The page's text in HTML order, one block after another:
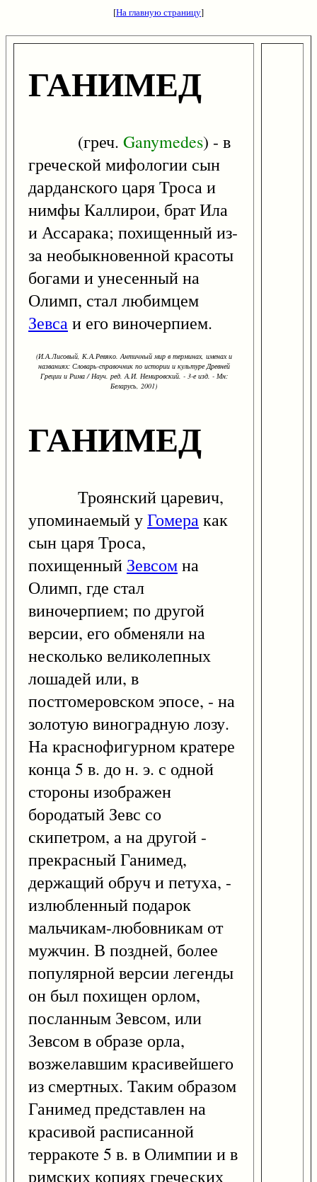
[На главную страницу]
ГАНИМЕД
(греч. Ganymedes) - в
греческой мифологии сын
дарданского царя Троса и
нимфы Каллирои, брат Ила
и Ассарака; похищенный из-
за необыкновенной красоты
богами и унесенный на
Олимп, стал любимцем
Зевсаи его виночерпием.
(И.А.Лисовый, К.А.Ревяко. Античный мир в терминах, именах и
названиях: Словарь-справочник по истории и культуре Древней
Греции и Рима / Науч. ред. А.И. Немировский. - 3-е изд. - Мн:
Беларусь, 2001)
ГАНИМЕД
Троянский царевич,
упоминаемый уГомеракак
сын царя Троса,
похищенный Зевсомна
Олимп, где стал
виночерпием; по другой
версии, его обменяли на
несколько великолепных
лошадей или, в
постгомеровском эпосе, - на
золотую виноградную лозу.
На краснофигурном кратере
конца 5 в. до н. э. с одной
стороны изображен
бородатый Зевс со
скипетром, а на другой -
прекрасный Ганимед,
держащий обруч и петуха, -
излюбленный подарок
мальчикам-любовникам от
мужчин. В поздней, более
популярной версии легенды
он был похищен орлом,
посланным Зевсом, или
Зевсом в образе орла,
возжелавшим красивейшего
из смертных. Таким образом
Ганимед представлен на
красивой расписанной
терракоте 5 в. в Олимпии и в
римских копиях греческих